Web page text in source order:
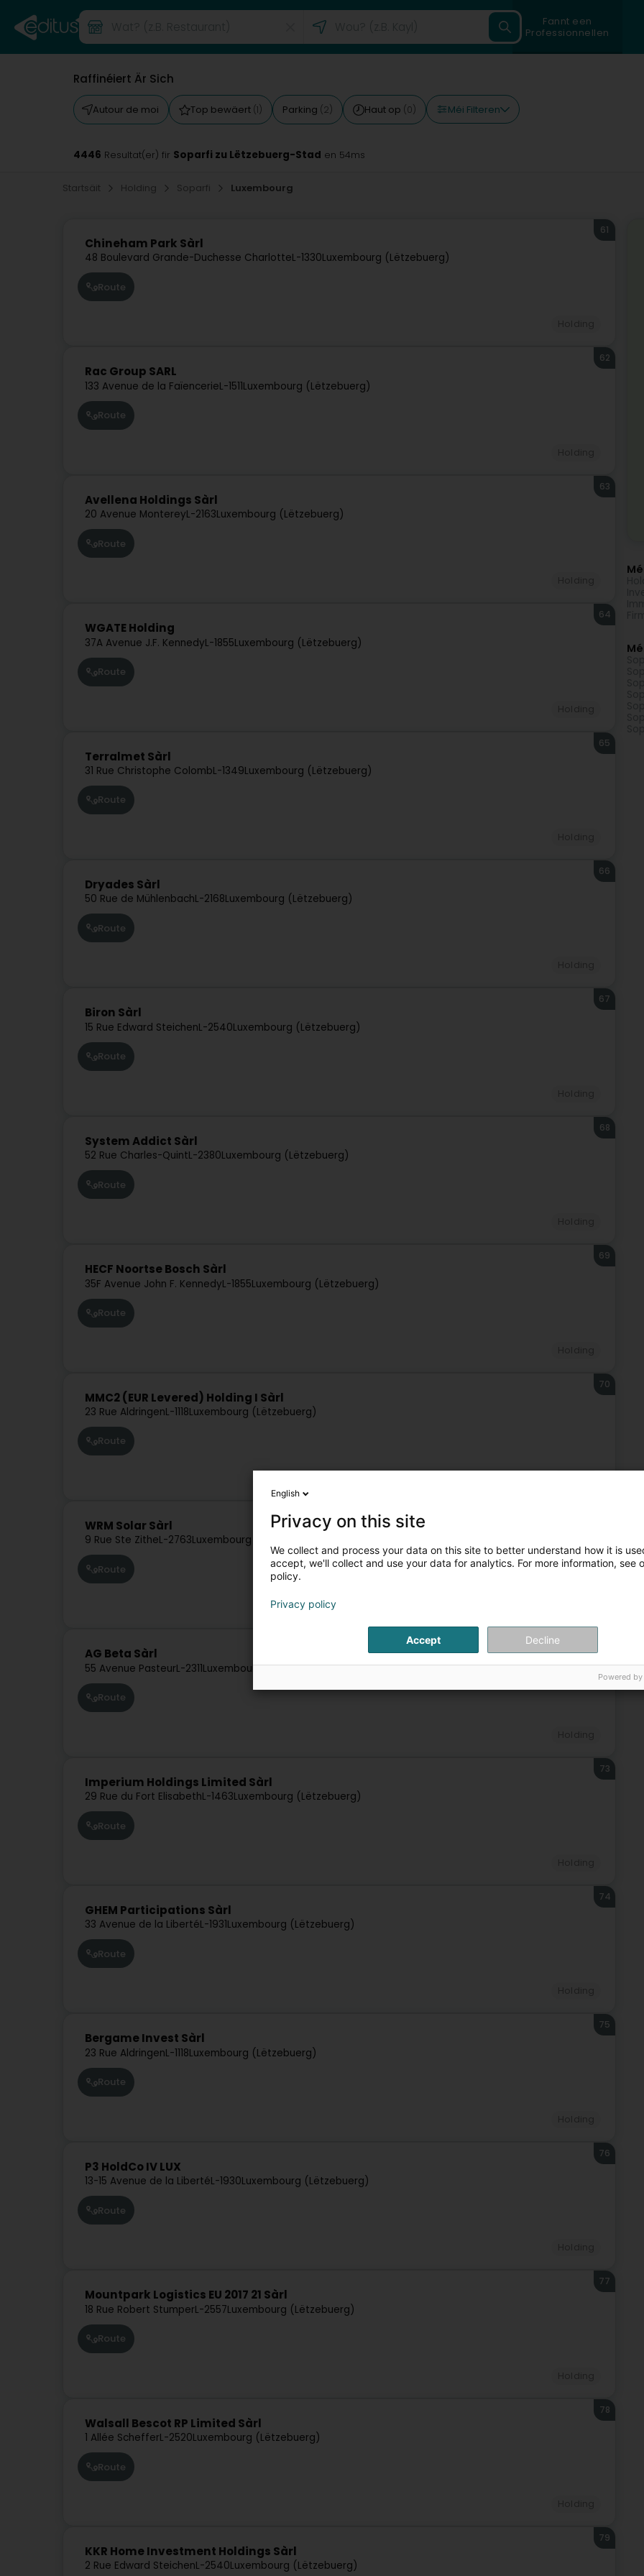
Fannt een
Professionnellen
Raffinéiert Är Sich
Autour de moi Top bewäert (1) Parking (2) Haut op (0) Méi Filteren
4446 Resultat(er) fir Soparfi zu Lëtzebuerg-Stad en 54ms
Startsäit Holding Soparfi Luxembourg
Chineham Park Sàrl
48 Boulevard Grande-Duchesse CharlotteL-1330Luxembourg (Lëtzebuerg)
61
Route
Rac Group SARL
133 Avenue de la FaïencerieL-1511Luxembourg (Lëtzebuerg)
62
Route
Avellena Holdings Sàrl
20 Avenue MontereyL-2163Luxembourg (Lëtzebuerg)
63
Route
WGATE Holding
37A Avenue J.F. KennedyL-1855Luxembourg (Lëtzebuerg)
64
Route
Terralmet Sàrl
31 Rue Christophe ColombL-1349Luxembourg (Lëtzebuerg)
65
Route
Dryades Sàrl
50 Rue de MühlenbachL-2168Luxembourg (Lëtzebuerg)
66
Route
Biron Sàrl
15 Rue Edward SteichenL-2540Luxembourg (Lëtzebuerg)
67
Route
System Addict Sàrl
52 Rue Charles-QuintL-2380Luxembourg (Lëtzebuerg)
68
Route
HECF Noortse Bosch Sàrl
35F Avenue John F. KennedyL-1855Luxembourg (Lëtzebuerg)
69
Route
MMC2 (EUR Levered) Holding I Sàrl
23 Rue AldringenL-1118Luxembourg (Lëtzebuerg)
70
Route
WRM Solar Sàrl
9 Rue Ste ZitheL-2763Luxembourg (Lëtzebuerg)
Route
AG Beta Sàrl
55 Avenue PasteurL-2311Luxembourg (Lëtzebuerg)
Route
Imperium Holdings Limited Sàrl
29 Rue du Fort ElisabethL-1463Luxembourg (Lëtzebuerg)
73
Route
GHEM Participations Sàrl
33 Avenue de la LibertéL-1931Luxembourg (Lëtzebuerg)
74
Route
Bergame Invest Sàrl
23 Rue AldringenL-1118Luxembourg (Lëtzebuerg)
75
Route
P3 HoldCo IV LUX
13-15 Avenue de la LibertéL-1930Luxembourg (Lëtzebuerg)
76
Route
Mountpark Logistics EU 2017 21 Sàrl
18 Rue Robert StumperL-2557Luxembourg (Lëtzebuerg)
77
Route
Walsall Bescot RP Limited Sàrl
1 Allée SchefferL-2520Luxembourg (Lëtzebuerg)
78
Route
KKR Home Investment Holdings Sàrl
2 Rue Edward SteichenL-2540Luxembourg (Lëtzebuerg)
79
English
Privacy on this site
We collect and process your data on this site to better understand how it is
accept, we'll collect and use your data for analytics. For more information, see
policy.
Privacy policy
Accept Decline
Powered by